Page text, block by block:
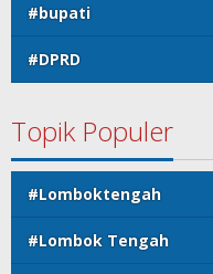
#bupati
#DPRD
Topik Populer
#Lomboktengah
#Lombok Tengah